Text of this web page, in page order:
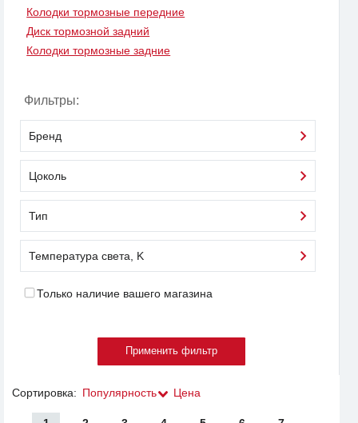
Колодки тормозные передние
Диск тормозной задний
Колодки тормозные задние
Фильтры:
Бренд
Цоколь
Тип
Температура света, K
Только наличие вашего магазина
Сортировка: Популярность Цена